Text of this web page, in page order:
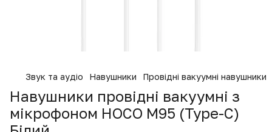
Звук та аудіо Навушники Провідні вакуумні навушники
Навушники провідні вакуумні з
мікрофоном HOCO M95 (Type-C)